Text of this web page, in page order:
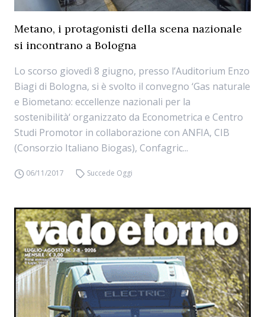
Metano, i protagonisti della scena nazionale
si incontrano a Bologna
Lo scorso giovedì 8 giugno, presso l’Auditorium Enzo
Biagi di Bologna, si è svolto il convegno ‘Gas naturale
e Biometano: eccellenze nazionali per la
sostenibilità‘ organizzato da Econometrica e Centro
Studi Promotor in collaborazione con ANFIA, CIB
(Consorzio Italiano Biogas), Confagric...
06/11/2017 Succede Oggi